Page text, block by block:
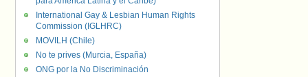
International Gay & Lesbian Human Rights
Commission (IGLHRC)
MOVILH (Chile)
No te prives (Murcia, España)
ONG por la No Discriminación